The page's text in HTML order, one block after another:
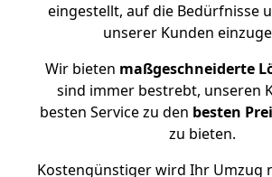
eingestellt, auf die Bedürfnisse
unserer Kunden
Wir bieten maßgeschneiderte
sind immer bestrebt, unseren
besten Service zu den besten
zu bieten.
Kostengünstiger wird Ihr Umzug